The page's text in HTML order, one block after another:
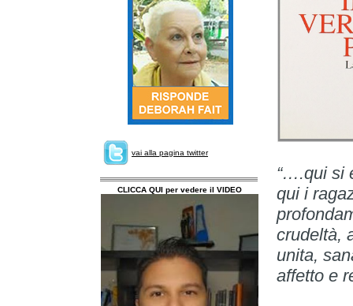
vai alla pagina twitter
CLICCA QUI per vedere il VIDEO
“….qui si
qui i
crudeltà,
unita,
affetto e